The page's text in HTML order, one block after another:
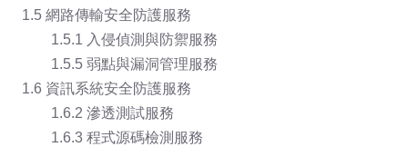
1.5 網路傳輸安全防護服務
1.5.1 入侵偵測與防禦服務
1.5.5 弱點與漏洞管理服務
1.6 資訊系統安全防護服務
1.6.2 滲透測試服務
1.6.3 程式源碼檢測服務